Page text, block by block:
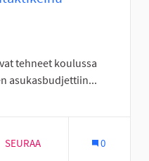
tehneet koulussa
asukasbudjettiin...
Seinäjoki
1 SEURAAJA
SEURAA 0